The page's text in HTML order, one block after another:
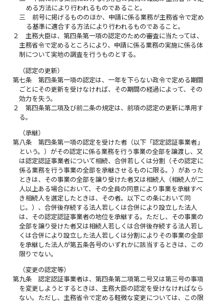
める方法により行われるものであること。
三
前号に掲げるもののほか、申請に係る業務が主務省令で定め
る基準に適合する方法により行われるものであること。
２
主務大臣は、第四条第一項の認定のための審査に当たっては、
主務省令で定めるところにより、申請に係る業務の実施に係る体
制について実地の調査を行うものとする。
（認定の更新）
第七条
第四条第一項の認定は、一年を下らない政令で定める期間
ごとにその更新を受けなければ、その期間の経過によって、その
効力を失う。
２
第四条第二項及び前二条の規定は、前項の認定の更新に準用す
る。
（承継）
第八条
第四条第一項の認定を受けた者（以下「認定認証事業者」
という。）がその認定に係る業務を行う事業の全部を譲渡し、又
は認定認証事業者について相続、合併若しくは分割（その認定に
係る業務を行う事業の全部を承継させるものに限る。）があった
ときは、その事業の全部を譲り受けた者又は相続人（相続人が二
人以上ある場合において、その全員の同意により事業を承継すべ
き相続人を選定したときは、その者。以下この条において同
じ。）、合併後存続する法人若しくは合併により設立した法人
は、その認定認証事業者の地位を承継する。ただし、その事業の
全部を譲り受けた者又は相続人若しくは合併後存続する法人若し
くは合併により設立した法人若しくは分割によりその事業の全部
を承継した法人が第五条各号のいずれかに該当するときは、この
限りでない。
（変更の認定等）
第九条
認定認証事業者は、第四条第二項第二号又は第三号の事項
を変更しようとするときは、主務大臣の認定を受けなければなら
ない。ただし、主務省令で定める軽微な変更については、この限